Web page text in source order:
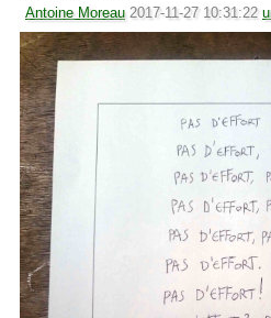
Antoine Moreau 2017-11-27 10:31:22